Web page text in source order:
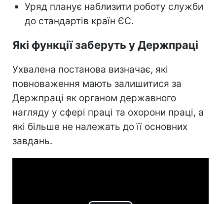
Уряд планує наблизити роботу служби
до стандартів країн ЄС.
Які функції заберуть у Держпраці
Ухвалена постанова визначає, які
повноваження мають залишитися за
Держпраці як органом державного
нагляду у сфері праці та охорони праці, а
які більше не належать до її основних
завдань.